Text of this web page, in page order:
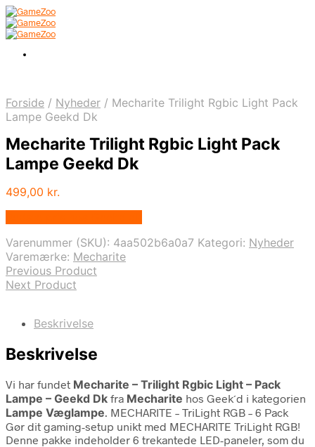
Forside / Nyheder / Mecharite Trilight Rgbic Light Pack
Lampe Geekd Dk
Mecharite Trilight Rgbic Light Pack
Lampe Geekd Dk
499,00 kr.
Varenummer (SKU): 4aa502b6a0a7 Kategori: Nyheder
Varemærke: Mecharite
Previous Product
Next Product
Beskrivelse
Beskrivelse
Vi har fundet Mecharite – Trilight Rgbic Light – Pack
Lampe – Geekd Dk fra Mecharite hos Geek´d i kategorien
Lampe Væglampe. MECHARITE – TriLight RGB – 6 Pack
Gør dit gaming-setup unikt med MECHARITE TriLight RGB!
Denne pakke indeholder 6 trekantede LED-paneler, som du